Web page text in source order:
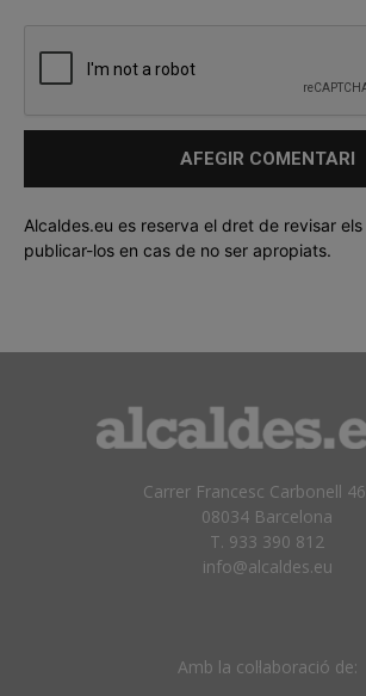
Alcaldes.eu es reserva el dret de revisar
publicar-los en cas de no ser apropiats.
Carrer Francesc Carbonell
08034 Barcelona
T. 933 390 812
info@alcaldes.eu
Amb la col·laboració de: